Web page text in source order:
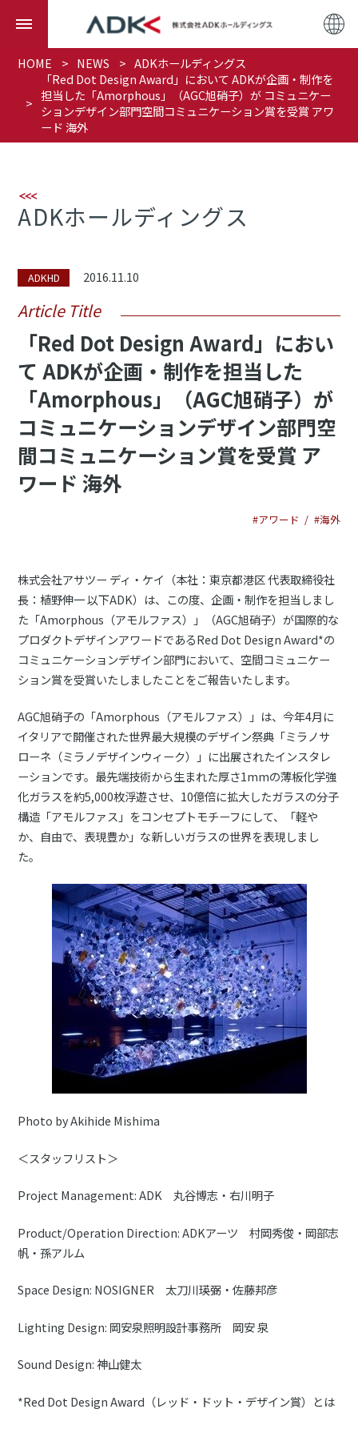
HOME NEWS
ADKホールディングス
「Red Dot Design Award」において ADKが企画・制作を
担当した「Amorphous」（AGC旭硝子）が コミュニケー
ションデザイン部門空間コミュニケーション賞を受賞 アワ
ード 海外
ADKホールディングス
ADKHD 2016.11.10
Article Title
「Red Dot Design Award」におい
て ADKが企画・制作を担当した
「Amorphous」（AGC旭硝子）が
コミュニケーションデザイン部門空
間コミュニケーション賞を受賞 ア
ワード 海外
#アワード #海外
株式会社アサツー ディ・ケイ（本社：東京都港区 代表取締役社
長：植野伸一 以下ADK）は、この度、企画・制作を担当しまし
た「Amorphous（アモルファス）」（AGC旭硝子）が国際的な
プロダクトデザインアワードであるRed Dot Design Award*の
コミュニケーションデザイン部門において、空間コミュニケー
ション賞を受賞いたしましたことをご報告いたします。
AGC旭硝子の「Amorphous（アモルファス）」は、今年4月に
イタリアで開催された世界最大規模のデザイン祭典「ミラノサ
ローネ（ミラノデザインウィーク）」に出展されたインスタレ
ーションです。最先端技術から生まれた厚さ1mmの薄板化学強
化ガラスを約5,000枚浮遊させ、10億倍に拡大したガラスの分子
構造「アモルファス」をコンセプトモチーフにして、「軽や
か、自由で、表現豊か」な新しいガラスの世界を表現しまし
た。
Photo by Akihide Mishima
＜スタッフリスト＞
Project Management: ADK 丸谷博志・右川明子
Product/Operation Direction: ADKアーツ 村岡秀俊・岡部志
帆・孫アルム
Space Design: NOSIGNER 太刀川瑛弼・佐藤邦彦
Lighting Design: 岡安泉照明設計事務所 岡安 泉
Sound Design: 神山健太
*Red Dot Design Award（レッド・ドット・デザイン賞）とは